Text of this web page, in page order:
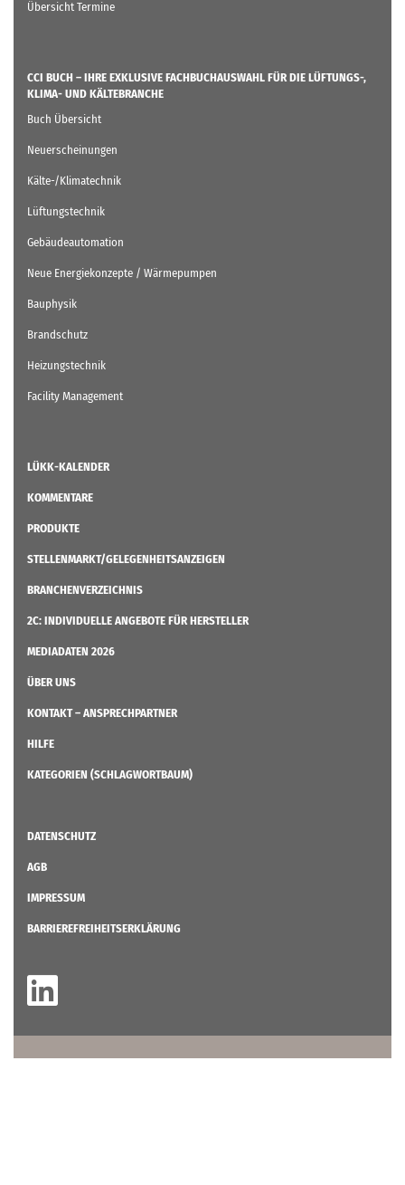
Übersicht Termine
CCI BUCH – IHRE EXKLUSIVE FACHBUCHAUSWAHL FÜR DIE LÜFTUNGS-,
KLIMA- UND KÄLTEBRANCHE
Buch Übersicht
Neuerscheinungen
Kälte-/Klimatechnik
Lüftungstechnik
Gebäudeautomation
Neue Energiekonzepte / Wärmepumpen
Bauphysik
Brandschutz
Heizungstechnik
Facility Management
LÜKK-KALENDER
KOMMENTARE
PRODUKTE
STELLENMARKT/GELEGENHEITSANZEIGEN
BRANCHENVERZEICHNIS
2C: INDIVIDUELLE ANGEBOTE FÜR HERSTELLER
MEDIADATEN 2026
ÜBER UNS
KONTAKT – ANSPRECHPARTNER
HILFE
KATEGORIEN (SCHLAGWORTBAUM)
DATENSCHUTZ
AGB
IMPRESSUM
BARRIEREFREIHEITSERKLÄRUNG